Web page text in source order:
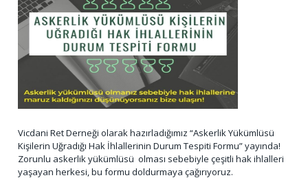
Vicdani Ret Derneği olarak hazırladığımız “Askerlik Yükümlüsü
Kişilerin Uğradığı Hak İhlallerinin Durum Tespiti Formu” yayında!
Zorunlu askerlik yükümlüsü olması sebebiyle çeşitli hak ihlalleri
yaşayan herkesi, bu formu doldurmaya çağırıyoruz.